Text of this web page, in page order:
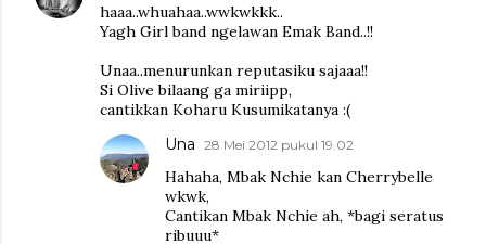
haaa..whuahaa..wwkwkkk..
Yagh Girl band ngelawan Emak Band..!!
Unaa..menurunkan reputasiku sajaaa!!
Si Olive bilaang ga miriipp,
cantikkan Koharu Kusumikatanya :(
Una 28 Mei 2012 pukul 19.02
Hahaha, Mbak Nchie kan Cherrybelle
wkwk,
Cantikan Mbak Nchie ah, *bagi seratus
ribuuu*